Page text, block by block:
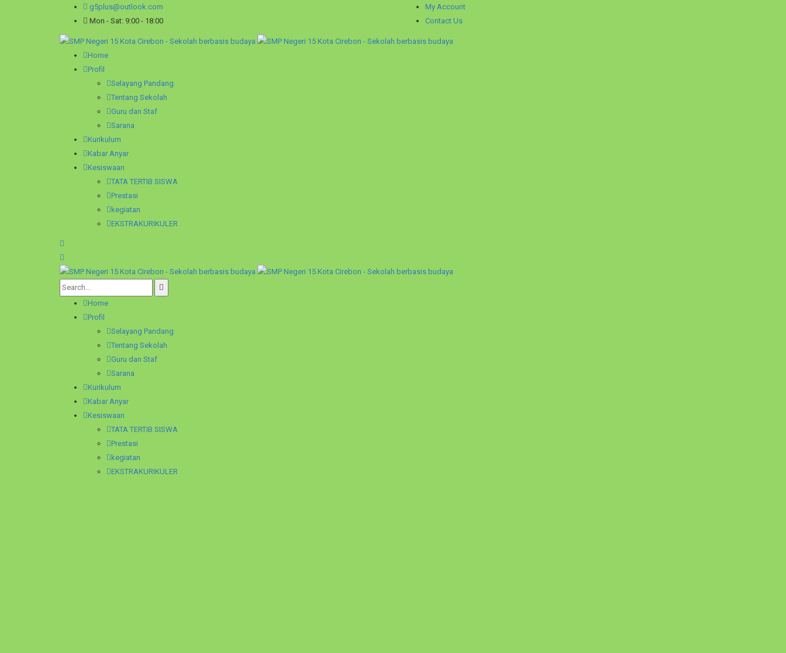
g5plus@outlook.com
Mon - Sat: 9:00 - 18:00
My Account
Contact Us
Home
Profil
Selayang Pandang
Tentang Sekolah
Guru dan Staf
Sarana
Kurikulum
Kabar Anyar
Kesiswaan
TATA TERTIB SISWA
Prestasi
kegiatan
EKSTRAKURIKULER
Home
Profil
Selayang Pandang
Tentang Sekolah
Guru dan Staf
Sarana
Kurikulum
Kabar Anyar
Kesiswaan
TATA TERTIB SISWA
Prestasi
kegiatan
EKSTRAKURIKULER